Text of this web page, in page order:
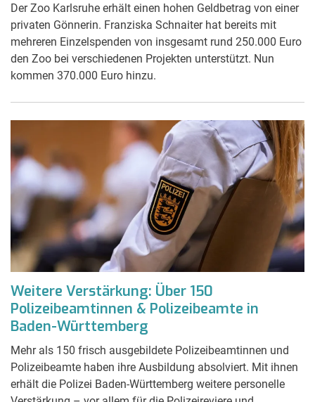
Der Zoo Karlsruhe erhält einen hohen Geldbetrag von einer
privaten Gönnerin. Franziska Schnaiter hat bereits mit
mehreren Einzelspenden von insgesamt rund 250.000 Euro
den Zoo bei verschiedenen Projekten unterstützt. Nun
kommen 370.000 Euro hinzu.
Weitere Verstärkung: Über 150
Polizeibeamtinnen & Polizeibeamte in
Baden-Württemberg
Mehr als 150 frisch ausgebildete Polizeibeamtinnen und
Polizeibeamte haben ihre Ausbildung absolviert. Mit ihnen
erhält die Polizei Baden-Württemberg weitere personelle